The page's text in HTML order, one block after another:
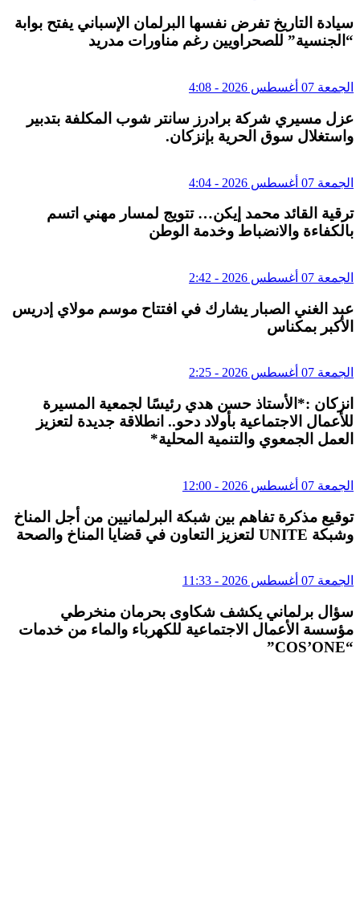
سيادة التاريخ تفرض نفسها البرلمان الإسباني يفتح بوابة
“الجنسية” للصحراويين رغم مناورات مدريد
الجمعة 07 أغسطس 2026 - 4:08
عزل مسيري شركة برادرز سانتر شوب المكلفة بتدبير
واستغلال سوق الحرية بإنزكان.
الجمعة 07 أغسطس 2026 - 4:04
ترقية القائد محمد إيكن… تتويج لمسار مهني اتسم
بالكفاءة والانضباط وخدمة الوطن
الجمعة 07 أغسطس 2026 - 2:42
عبد الغني الصبار يشارك في افتتاح موسم مولاي إدريس
الأكبر بمكناس
الجمعة 07 أغسطس 2026 - 2:25
انزكان :*الأستاذ حسن هدي رئيسًا لجمعية المسيرة
للأعمال الاجتماعية بأولاد دحو.. انطلاقة جديدة لتعزيز
العمل الجمعوي والتنمية المحلية*
الجمعة 07 أغسطس 2026 - 12:00
توقيع مذكرة تفاهم بين شبكة البرلمانيين من أجل المناخ
وشبكة UNITE لتعزيز التعاون في قضايا المناخ والصحة
الجمعة 07 أغسطس 2026 - 11:33
سؤال برلماني يكشف شكاوى بحرمان منخرطي
مؤسسة الأعمال الاجتماعية للكهرباء والماء من خدمات
“COS’ONE”